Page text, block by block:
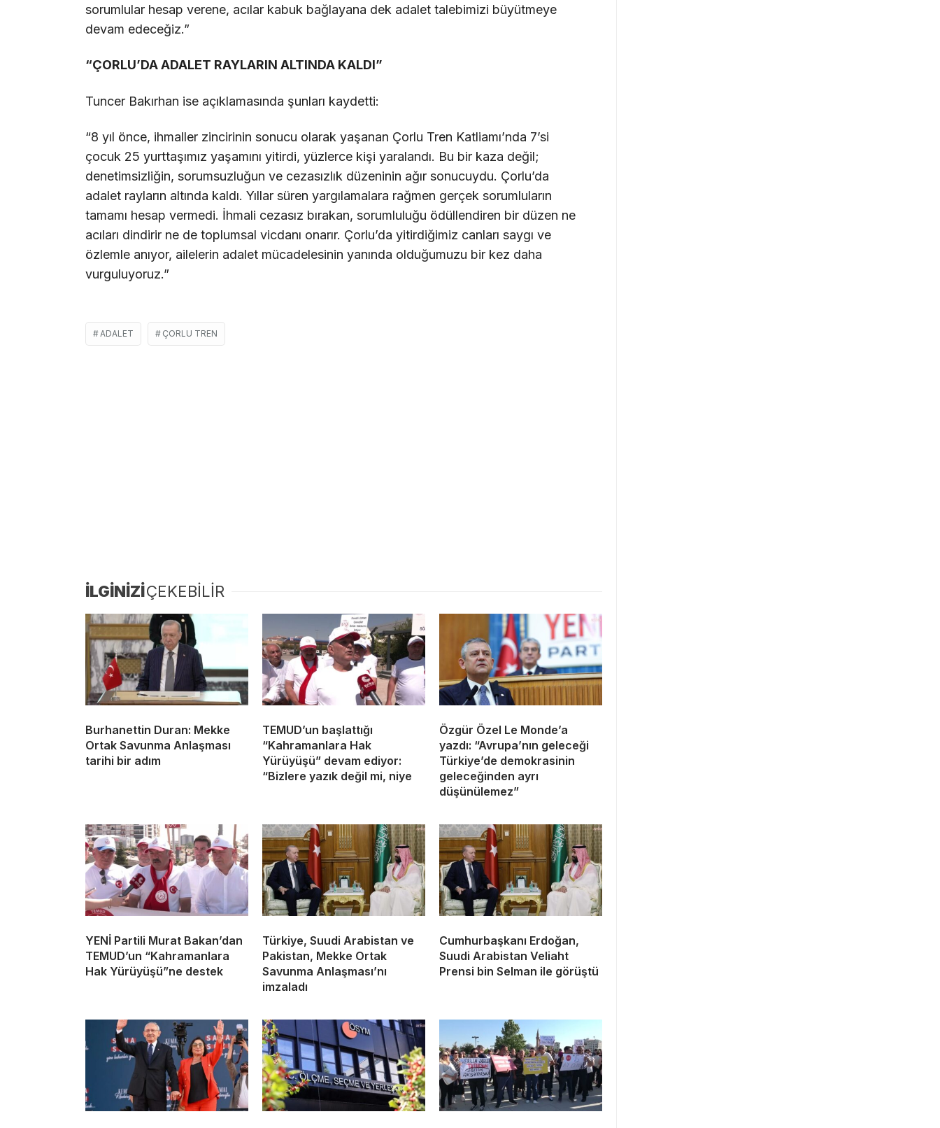
sorumlular hesap verene, acılar kabuk bağlayana dek adalet talebimizi büyütmeye
devam edeceğiz.”
“ÇORLU’DA ADALET RAYLARIN ALTINDA KALDI”
Tuncer Bakırhan ise açıklamasında şunları kaydetti:
“8 yıl önce, ihmaller zincirinin sonucu olarak yaşanan Çorlu Tren Katliamı’nda 7’si
çocuk 25 yurttaşımız yaşamını yitirdi, yüzlerce kişi yaralandı. Bu bir kaza değil;
denetimsizliğin, sorumsuzluğun ve cezasızlık düzeninin ağır sonucuydu. Çorlu’da
adalet rayların altında kaldı. Yıllar süren yargılamalara rağmen gerçek sorumluların
tamamı hesap vermedi. İhmali cezasız bırakan, sorumluluğu ödüllendiren bir düzen ne
acıları dindirir ne de toplumsal vicdanı onarır. Çorlu’da yitirdiğimiz canları saygı ve
özlemle anıyor, ailelerin adalet mücadelesinin yanında olduğumuzu bir kez daha
vurguluyoruz.”
ADALET ÇORLU TREN
İLGİNİZİÇEKEBİLİR
Burhanettin Duran: Mekke
Ortak Savunma Anlaşması
tarihi bir adım
TEMUD’un başlattığı
“Kahramanlara Hak
Yürüyüşü” devam ediyor:
“Bizlere yazık değil mi, niye
Özgür Özel Le Monde’a
yazdı: “Avrupa’nın geleceği
Türkiye’de demokrasinin
geleceğinden ayrı
düşünülemez”
YENİ Partili Murat Bakan’dan
TEMUD’un “Kahramanlara
Hak Yürüyüşü”ne destek
Türkiye, Suudi Arabistan ve
Pakistan, Mekke Ortak
Savunma Anlaşması’nı
imzaladı
Cumhurbaşkanı Erdoğan,
Suudi Arabistan Veliaht
Prensi bin Selman ile görüştü